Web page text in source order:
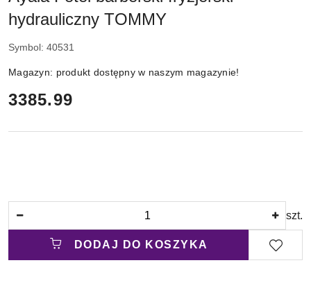
hydrauliczny TOMMY
Symbol: 40531
Magazyn: produkt dostępny w naszym magazynie!
cena:
3385.99
szt.
DODAJ DO KOSZYKA